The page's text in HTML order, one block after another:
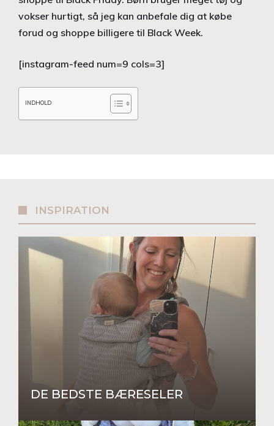
vokser hurtigt, så jeg kan anbefale dig at købe
forud og shoppe billigere til Black Week.
[instagram-feed num=9 cols=3]
INDHOLD
INSPIRATION
DE BEDSTE BÆRESELER